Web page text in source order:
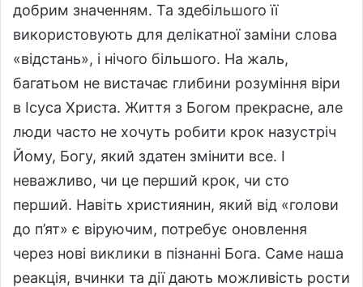
добрим значенням. Та здебільшого її
використовують для делікатної заміни слова
«відстань», і нічого більшого. На жаль,
багатьом не вистачає глибини розуміння віри
в Ісуса Христа. Життя з Богом прекрасне, але
люди часто не хочуть робити крок назустріч
Йому, Богу, який здатен змінити все. І
неважливо, чи це перший крок, чи сто
перший. Навіть християнин, який від «голови
до п’ят» є віруючим, потребує оновлення
через нові виклики в пізнанні Бога. Саме наша
реакція, вчинки та дії дають можливість рости